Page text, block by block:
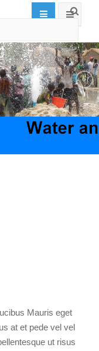
Mauris eget
at et pede vel vel
ut risus